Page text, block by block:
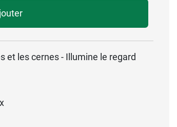
et les cernes - Illumine le regard